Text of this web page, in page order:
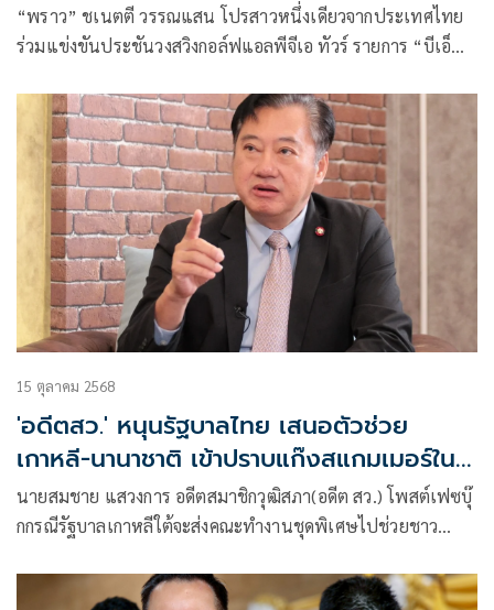
“พราว” ชเนตตี วรรณแสน โปรสาวหนึ่งเดียวจากประเทศไทย
ร่วมแข่งขันประชันวงสวิงกอล์ฟแอลพีจีเอ ทัวร์ รายการ “บีเอ็
นี้ ชิงเงินรางวัลรวมกว่า 75.4 ล้านบาท พร้อมนักกอล์ฟสาวระดับ
โลกอีกมากมายร่วมล่าแชมป์
15 ตุลาคม 2568
'อดีตสว.' หนุนรัฐบาลไทย เสนอตัวช่วย
เกาหลี-นานาชาติ เข้าปราบแก๊งสแกมเมอร์ใน
กัมพูชา
นายสมชาย แสวงการ อดีตสมาชิกวุฒิสภา(อดีต สว.) โพสต์เฟซบุ๊
กกรณีรัฐบาลเกาหลีใต้จะส่งคณะทำงานชุดพิเศษไปช่วยชาว
ในกัมพูชาว่า